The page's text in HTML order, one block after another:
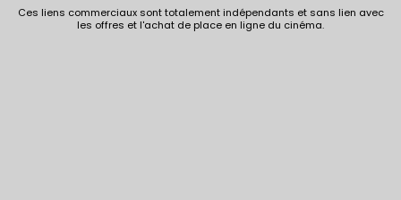
Ces liens commerciaux sont totalement indépendants et sans lien avec
les offres et l'achat de place en ligne du cinéma.